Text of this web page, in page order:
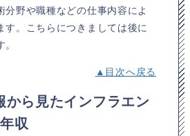
分野や職種などの仕事内容によ
す。こちらにつきましては後に
▲目次へ戻る
ら見たインフラエン
収